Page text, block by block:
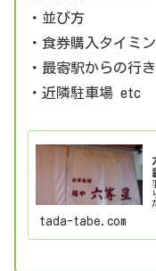
・並び方
・食券購入タイミ
・最寄駅からの行
・近隣駐車場 etc
tada-tabe.com